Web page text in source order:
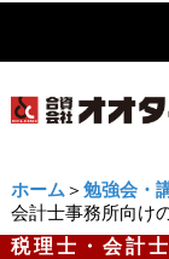
ホーム ＞ 勉強会・
会計士事務所向け
税理士・会計